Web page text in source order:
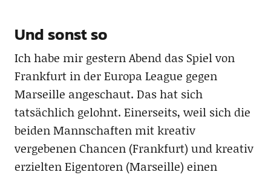
Und sonst so
Ich habe mir gestern Abend das Spiel von
Frankfurt in der Europa League gegen
Marseille angeschaut. Das hat sich
tatsächlich gelohnt. Einerseits, weil sich die
beiden Mannschaften mit kreativ
vergebenen Chancen (Frankfurt) und kreativ
erzielten Eigentoren (Marseille) einen